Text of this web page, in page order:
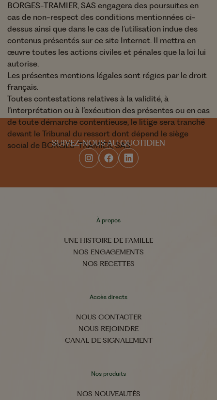
BORGES-TRAMIER, SAS engagera des poursuites en
cas de non-respect des conditions mentionnées ci-
dessus ainsi que dans le cas de l’utilisation indue des
contenus présentés sur ce site Internet. Il mettra en
œuvre toutes les actions civiles et pénales que la loi lui
autorise.
Les présentes mentions légales sont régies par le droit
français.
Toutes contestations relatives à la validité, à
l’interprétation ou à l’exécution des présentes ou en cas
de toute démarche contentieuse, le litige sera tranché
devant le Tribunal du ressort dont dépend le siège
social de BORGES-TRAMIER, SAS.
SUIVEZ-NOUS AU QUOTIDIEN
À propos
UNE HISTOIRE DE FAMILLE
NOS ENGAGEMENTS
NOS RECETTES
Accès directs
NOUS CONTACTER
NOUS REJOINDRE
CANAL DE SIGNALEMENT
Nos produits
NOS NOUVEAUTÉS